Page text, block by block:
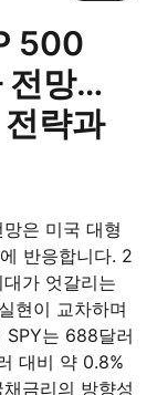
500
전망…
략과
은 미국 대형
반응합니다. 2
가 엇갈리는
현이 교차하며
SPY는 688달러
대비 약 0.8%
금리의 방향성